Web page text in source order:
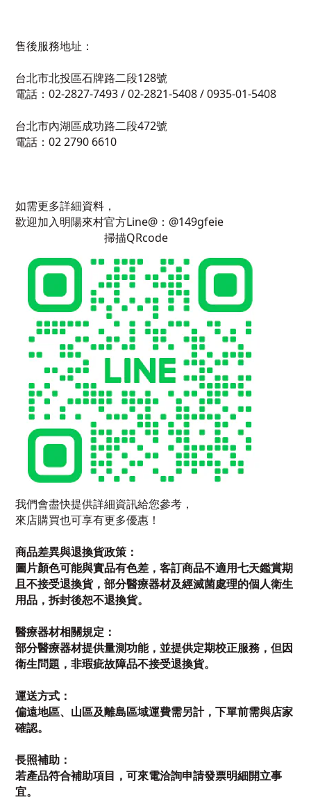
售後服務地址：
台北市北投區石牌路二段128號
電話：02-2827-7493 / 02-2821-5408 / 0935-01-5408
台北市內湖區成功路二段472號
電話：02 2790 6610
如需更多詳細資料，
歡迎加入明陽來村官方Line@：@149gfeie
掃描QRcode
我們會盡快提供詳細資訊給您參考，
來店購買也可享有更多優惠！
商品差異與退換貨政策：
圖片顏色可能與實品有色差，客訂商品不適用七天鑑賞期
且不接受退換貨，部分醫療器材及經滅菌處理的個人衛生
用品，拆封後恕不退換貨。
醫療器材相關規定：
部分醫療器材提供量測功能，並提供定期校正服務，但因
衛生問題，非瑕疵故障品不接受退換貨。
運送方式：
偏遠地區、山區及離島區域運費需另計，下單前需與店家
確認。
長照補助：
若產品符合補助項目，可來電洽詢申請發票明細開立事
宜。